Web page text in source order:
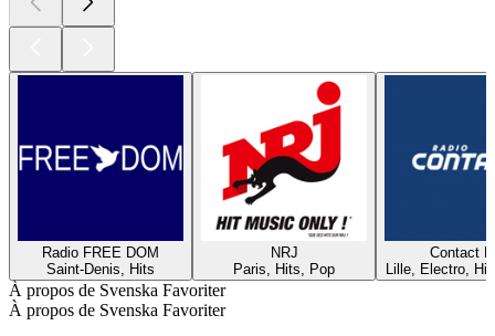
Radio FREE DOM
Saint-Denis, Hits
NRJ
Paris, Hits, Pop
Contact
Lille, Electro,
À propos de Svenska Favoriter
À propos de Svenska Favoriter